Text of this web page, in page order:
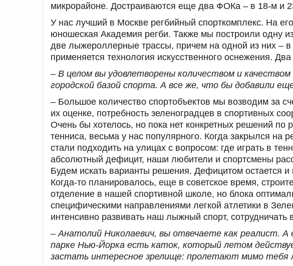
микрорайоне. Достраиваются еще два ФОКа – в 18-м и
У нас лучший в Москве регбийный спорткомплекс. На
юношеская Академия регби. Также мы построили одну
две лыжероллерные трассы, причем на одной из них –
применяется технология искусственного оснежения.
– В целом вы удовлетворены количеством и
городской базой спорта. А все же, что бы добавили
– Большое количество спортобъектов мы возводим за
их оценке, потребность зеленоградцев в спортивных
Очень бы хотелось, но пока нет конкретных решений по
тенниса, весьма у нас популярного. Когда закрылся на
стали подходить на улицах с вопросом: где играть в
абсолютный дефицит, наши любители и спортсмены
Будем искать варианты решения. Дефицитом остается и
Когда-то планировалось, еще в советское время,
отделение в нашей спортивной школе, но блока
специфическими направлениями легкой атлетики в
интенсивно развивать наш лыжный спорт, сотрудничать
– Анатолий Николаевич, вы отвечаете как реалист.
парке Нью-Йорка есть каток, который летом
застать интересное зрелище: пролетают мимо тебя